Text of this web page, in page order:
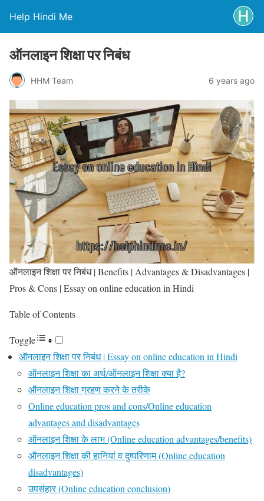
Help Hindi Me
ऑनलाइन शिक्षा पर निबंध
HHM Team 6 years ago
ऑनलाइन शिक्षा पर निबंध | Benefits | Advantages & Disadvantages |
Pros & Cons | Essay on online education in Hindi
Table of Contents
Toggle
ऑनलाइन शिक्षा पर निबंध | Essay on online education in Hindi
ऑनलाइन शिक्षा का अर्थ/ऑनलाइन शिक्षा क्या है?
ऑनलाइन शिक्षा ग्रहण करने के तरीके
Online education pros and cons/Online education
advantages and disadvantages
ऑनलाइन शिक्षा के लाभ (Online education advantages/benefits)
ऑनलाइन शिक्षा की हानियां व दुष्परिणाम (Online education
disadvantages)
उपसंहार (Online education conclusion)